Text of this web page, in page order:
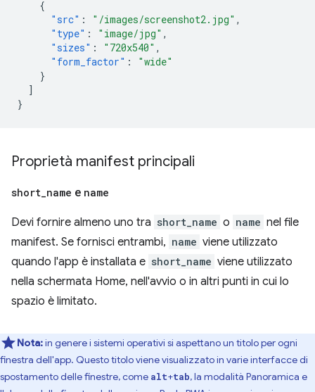
{
"src" : "/images/screenshot2.jpg" ,
"type" : "image/jpg" ,
"sizes" : "720x540" ,
"form_factor" :
"wide"
}
]
}
Proprietà manifest principali
short_name e name
Devi fornire almeno uno tra short_name o name nel file
manifest. Se fornisci entrambi, name viene utilizzato
quando l'app è installata e short_name viene utilizzato
nella schermata Home, nell'avvio o in altri punti in cui lo
spazio è limitato.
Nota:in genere i sistemi operativi si aspettano un titolo per ogni
finestra dell'app. Questo titolo viene visualizzato in varie interfacce di
spostamento delle finestre, come alt+tab, la modalità Panoramica e